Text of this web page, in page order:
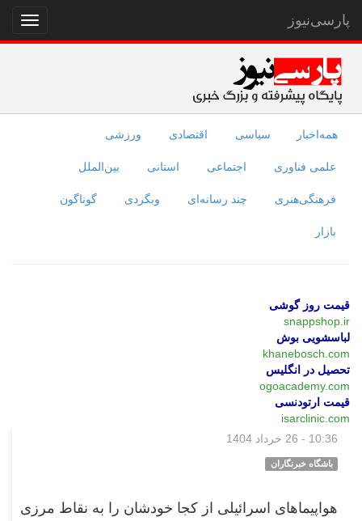
نمایش
منو
پارسی‌نیوز
همه‌اخبار سیاسی اقتصادی ورزشی
علمی فناوری اجتماعی استانی بین‌الملل
فرهنگی‌هنری چند رسانه‌ای وبگردی گوناگون
بازار
قیمت روز گوشی
snappshop.ir
لباسشویی بوش
khanebosch.com
تحصیل در انگلیس
ogoacademy.com
قیمت ارتودنسی
isarclinic.com
10:36 - 26 خرداد 1404
باشگاه خبرنگاران
هواپیما‌های اسرائیلی از کجا خودشان را به نقاط مرزی